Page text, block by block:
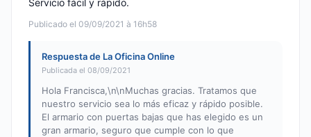
Publicado el 09/09/2021 à 16h58
Servicio fácil y rápido.
Respuesta de La Oficina Online
Publicada el 08/09/2021
Hola Francisca,\n\nMuchas gracias. Tratamos que
nuestro servicio sea lo más eficaz y rápido posible.
El armario con puertas bajas que has elegido es un
gran armario, seguro que cumple con lo que